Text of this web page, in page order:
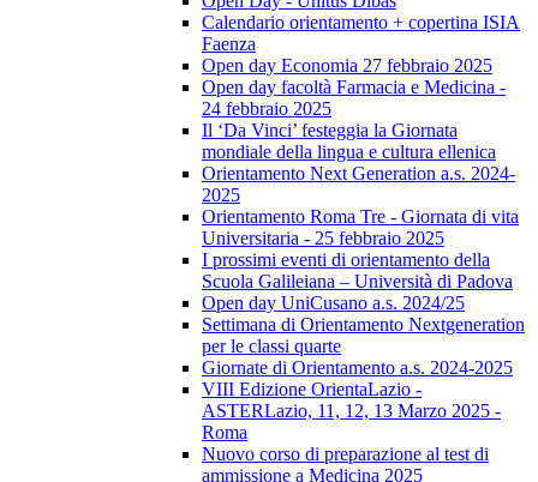
Calendario orientamento + copertina ISIA
Faenza
Open day Economia 27 febbraio 2025
Open day facoltà Farmacia e Medicina -
24 febbraio 2025
Il ‘Da Vinci’ festeggia la Giornata
mondiale della lingua e cultura ellenica
Orientamento Next Generation a.s. 2024-
2025
Orientamento Roma Tre - Giornata di vita
Universitaria - 25 febbraio 2025
I prossimi eventi di orientamento della
Scuola Galileiana – Università di Padova
Open day UniCusano a.s. 2024/25
Settimana di Orientamento Nextgeneration
per le classi quarte
Giornate di Orientamento a.s. 2024-2025
VIII Edizione OrientaLazio -
ASTERLazio, 11, 12, 13 Marzo 2025 -
Roma
Nuovo corso di preparazione al test di
ammissione a Medicina 2025